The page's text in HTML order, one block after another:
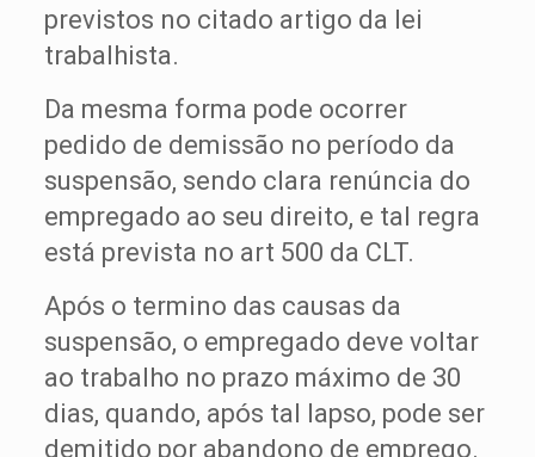
previstos no citado artigo da lei
trabalhista.
Da mesma forma pode ocorrer
pedido de demissão no período da
suspensão, sendo clara renúncia do
empregado ao seu direito, e tal regra
está prevista no art 500 da CLT.
Após o termino das causas da
suspensão, o empregado deve voltar
ao trabalho no prazo máximo de 30
dias, quando, após tal lapso, pode ser
demitido por abandono de emprego.